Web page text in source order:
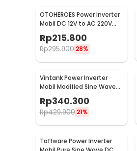
OTOHEROES Power Inverter
Mobil DC 12V to AC 220V
200W - E8981
Rp215.800
Rp295.900 28%
Vintank Power Inverter
Mobil Modified Sine Wave
DC12V to AC220V 4000W -
CMZ-4000
Rp340.300
Rp429.900 21%
Taffware Power Inverter